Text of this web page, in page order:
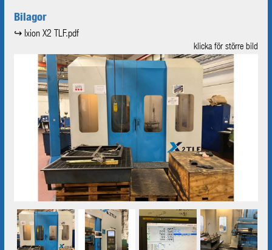
Bilagor
↪ Ixion X2 TLF.pdf
klicka för större bild